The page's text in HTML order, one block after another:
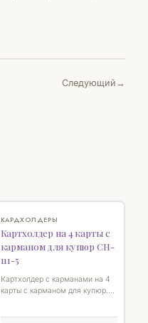
Следующий
КАРДХОЛДЕРЫ
Картхолдер на 4 карты с
карманом для купюр CH-
111-5
Картхолдер с карманами на 4
карты с карманом для купюр.